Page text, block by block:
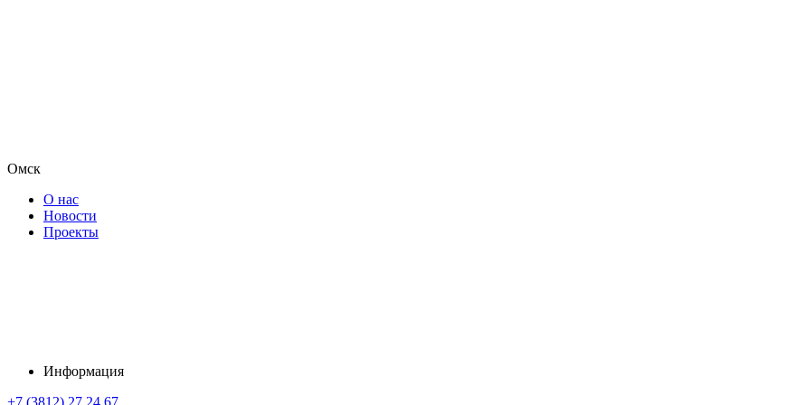
Омск
О нас
Новости
Проекты
Информация
+7 (3812) 27 24 67